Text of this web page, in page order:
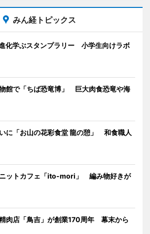
みん経トピックス
化学ぶスタンプラリー 小学生向けラボ
館で「ちば恐竜博」 巨大肉食恐竜や海
に「お山の花彩食堂 龍の憩」 和食職人
ットカフェ「ito-mori」 編み物好きが
肉店「鳥吉」が創業170周年 幕末から